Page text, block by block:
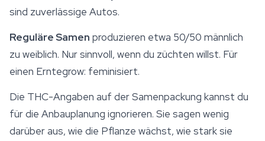
sind zuverlässige Autos.
Reguläre Samen produzieren etwa 50/50 männlich
zu weiblich. Nur sinnvoll, wenn du züchten willst. Für
einen Erntegrow: feminisiert.
Die THC-Angaben auf der Samenpackung kannst du
für die Anbauplanung ignorieren. Sie sagen wenig
darüber aus, wie die Pflanze wächst, wie stark sie